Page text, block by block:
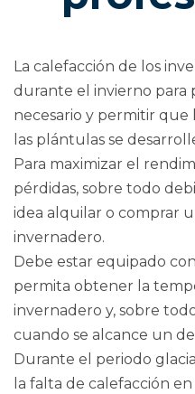
La calefacción de los
durante el invierno para
necesario y permitir que
las plántulas se
Para maximizar el
pérdidas, sobre todo
idea alquilar o comprar
invernadero.
Debe estar equipado
permita obtener la
invernadero y, sobre
cuando se alcance un
Durante el periodo
la falta de calefacción